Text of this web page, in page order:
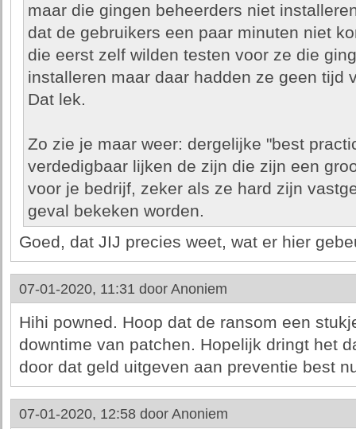
maar die gingen beheerders niet
dat de gebruikers een paar minuten niet
die eerst zelf wilden testen voor ze die
installeren maar daar hadden ze geen tijd
Dat lek.
Zo zie je maar weer: dergelijke "best
verdedigbaar lijken de zijn die zijn een
voor je bedrijf, zeker als ze hard zijn
geval bekeken worden.
Goed, dat JIJ precies weet, wat er hier
07-01-2020, 11:31 door Anoniem
Hihi powned. Hoop dat de ransom een
downtime van patchen. Hopelijk dringt het
door dat geld uitgeven aan preventie best
07-01-2020, 12:58 door Anoniem